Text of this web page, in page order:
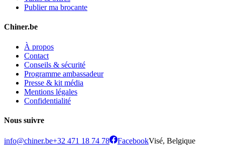
Publier ma brocante
Chiner.be
À propos
Contact
Conseils & sécurité
Programme ambassadeur
Presse & kit média
Mentions légales
Confidentialité
Nous suivre
info@chiner.be+32 471 18 74 78 FacebookVisé, Belgique